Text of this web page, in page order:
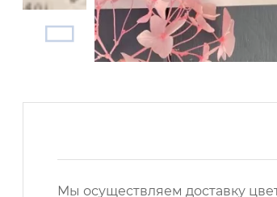
Мы осуществляем доставку